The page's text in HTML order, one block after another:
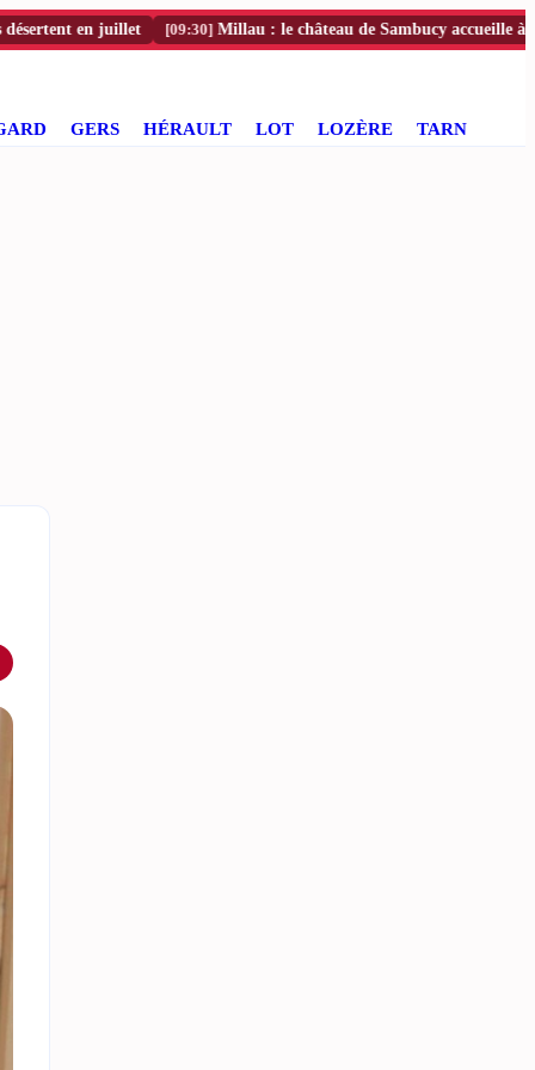
en juillet [09:30] Millau : le château de Sambucy accueille à
GERS HÉRAULT LOT LOZÈRE TARN